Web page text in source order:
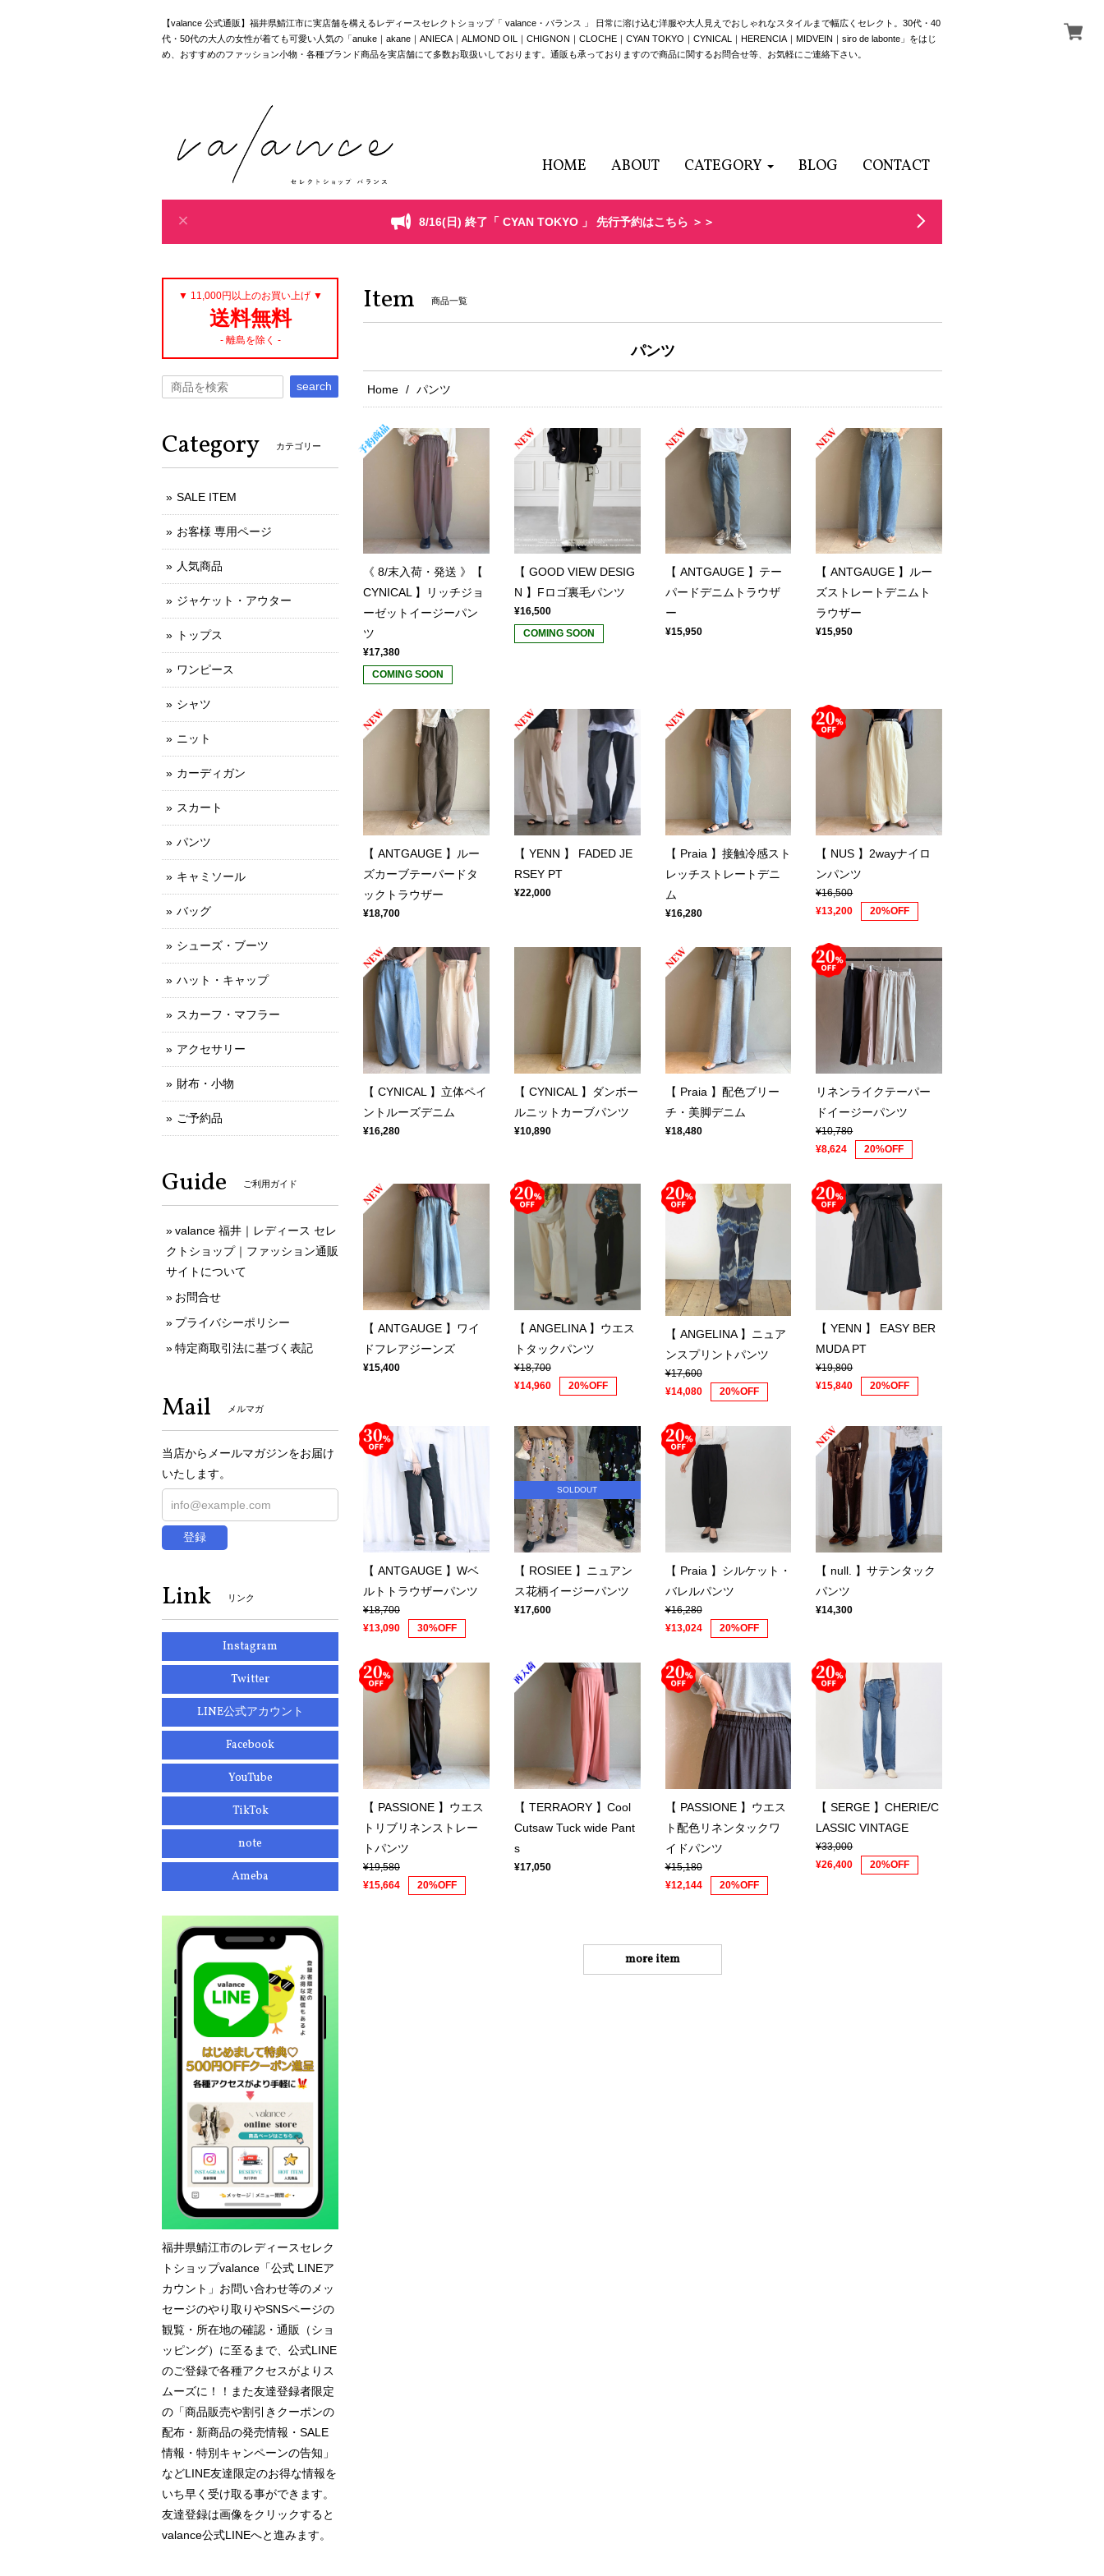
【valance 公式通販】福井県鯖江市に実店舗を構えるレディースセレクトショップ「 valance・バランス 」 日常に溶け込む洋服や大人見えでおしゃれなスタイルまで幅広くセレクト。30代・40
代・50代の大人の女性が着ても可愛い人気の「anuke｜akane｜ANIECA｜ALMOND OIL｜CHIGNON｜CLOCHE｜CYAN TOKYO｜CYNICAL｜HERENCIA｜MIDVEIN｜siro de labonte」をはじ
め、おすすめのファッション小物・各種ブランド商品を実店舗にて多数お取扱いしております。通販も承っておりますので商品に関するお問合せ等、お気軽にご連絡下さい。
HOME ABOUT CATEGORY BLOG CONTACT
8/16(日) 終了「 CYAN TOKYO 」 先行予約はこちら ＞＞
Item 商品一覧
パンツ
Home パンツ
《 8/末入荷・発送 》【
CYNICAL 】リッチジョ
ーゼットイージーパン
ツ
¥17,380
COMING SOON
【 GOOD VIEW DESIG
N 】Fロゴ裏毛パンツ
¥16,500
COMING SOON
【 ANTGAUGE 】テー
パードデニムトラウザ
ー
¥15,950
【 ANTGAUGE 】ルー
ズストレートデニムト
ラウザー
¥15,950
【 ANTGAUGE 】ルー
ズカーブテーパードタ
ックトラウザー
¥18,700
【 YENN 】 FADED JE
RSEY PT
¥22,000
【 Praia 】接触冷感スト
レッチストレートデニ
ム
¥16,280
【 NUS 】2wayナイロ
ンパンツ
¥16,500
¥13,200
20%OFF
【 CYNICAL 】立体ペイ
ントルーズデニム
¥16,280
【 CYNICAL 】ダンボー
ルニットカーブパンツ
¥10,890
【 Praia 】配色ブリー
チ・美脚デニム
¥18,480
リネンライクテーパー
ドイージーパンツ
¥10,780
¥8,624
20%OFF
【 ANTGAUGE 】ワイ
ドフレアジーンズ
¥15,400
【 ANGELINA 】ウエス
トタックパンツ
¥18,700
¥14,960
20%OFF
【 ANGELINA 】ニュア
ンスプリントパンツ
¥17,600
¥14,080
20%OFF
【 YENN 】 EASY BER
MUDA PT
¥19,800
¥15,840
20%OFF
【 ANTGAUGE 】Wベ
ルトトラウザーパンツ
¥18,700
¥13,090
30%OFF
SOLDOUT
【 ROSIEE 】ニュアン
ス花柄イージーパンツ
¥17,600
【 Praia 】シルケット・
バレルパンツ
¥16,280
¥13,024
20%OFF
【 null. 】サテンタック
パンツ
¥14,300
【 PASSIONE 】ウエス
トリブリネンストレー
トパンツ
¥19,580
¥15,664
20%OFF
【 TERRAORY 】Cool
Cutsaw Tuck wide Pant
s
¥17,050
【 PASSIONE 】ウエス
ト配色リネンタックワ
イドパンツ
¥15,180
¥12,144
20%OFF
【 SERGE 】CHERIE/C
LASSIC VINTAGE
¥33,000
¥26,400
20%OFF
more item
▼ 11,000円以上のお買い上げ ▼
送料無料
- 離島を除く -
search
Category カテゴリー
SALE ITEM
お客様 専用ページ
人気商品
ジャケット・アウター
トップス
ワンピース
シャツ
ニット
カーディガン
スカート
パンツ
キャミソール
バッグ
シューズ・ブーツ
ハット・キャップ
スカーフ・マフラー
アクセサリー
財布・小物
ご予約品
Guide ご利用ガイド
valance 福井｜レディース セレ
クトショップ｜ファッション通販
サイトについて
お問合せ
プライバシーポリシー
特定商取引法に基づく表記
Mail メルマガ
当店からメールマガジンをお届け
いたします。
登録
Link リンク
Instagram
Twitter
LINE公式アカウント
Facebook
YouTube
TikTok
note
Ameba
福井県鯖江市のレディースセレク
トショップvalance「公式 LINEア
カウント」お問い合わせ等のメッ
セージのやり取りやSNSページの
観覧・所在地の確認・通販（ショ
ッピング）に至るまで、公式LINE
のご登録で各種アクセスがよりス
ムーズに！！また友達登録者限定
の「商品販売や割引きクーポンの
配布・新商品の発売情報・SALE
情報・特別キャンペーンの告知」
などLINE友達限定のお得な情報を
いち早く受け取る事ができます。
友達登録は画像をクリックすると
valance公式LINEへと進みます。